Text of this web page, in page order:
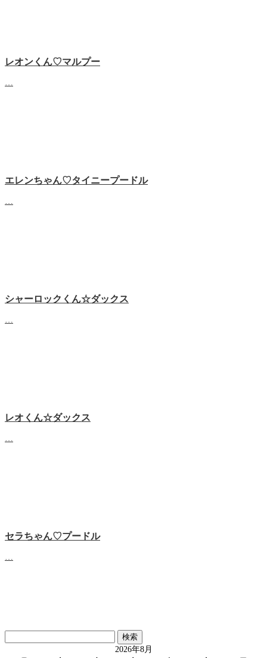
レオンくん♡マルプー
エレンちゃん♡タイニープードル
シャーロックくん☆ダックス
レオくん☆ダックス
セラちゃん♡プードル
索:
2026年8月